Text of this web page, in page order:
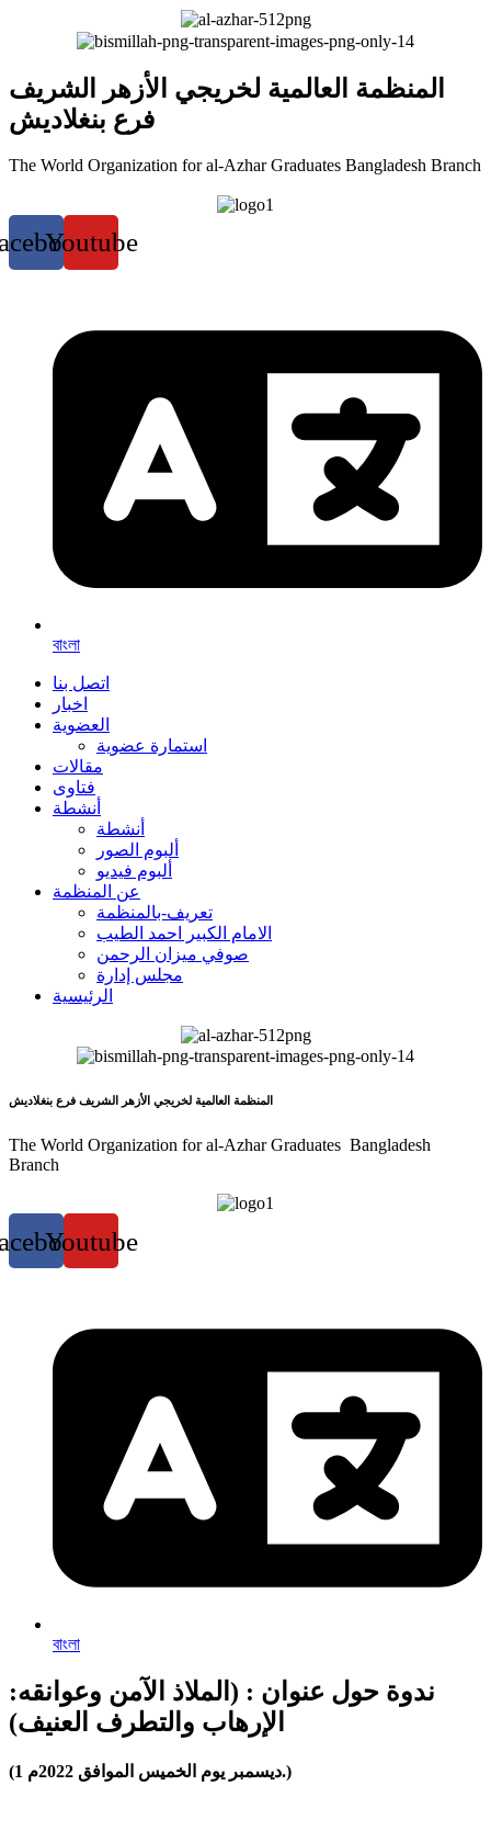
المنظمة العالمية لخريجي الأزهر الشريف
فرع بنغلاديش
The World Organization for al-Azhar Graduates Bangladesh Branch
Youtube
বাংলা
اتصل بنا
اخبار
العضوية
استمارة عضوية
مقالات
فتاوى
أنشطة
أنشطة
ألبوم الصور
ألبوم فيديو
عن المنظمة
تعريف-بالمنظمة
الامام الكبير احمد الطيب
صوفي ميزان الرحمن
مجلس إدارة
الرئيسية
المنظمة العالمية لخريجي الأزهر الشريف فرع بنغلاديش
The World Organization for al-Azhar Graduates Bangladesh
Branch
Youtube
বাংলা
ندوة حول عنوان : (الملاذ الآمن وعوانقه:
الإرهاب والتطرف العنيف)
(1 ديسمبر يوم الخميس الموافق 2022م.)